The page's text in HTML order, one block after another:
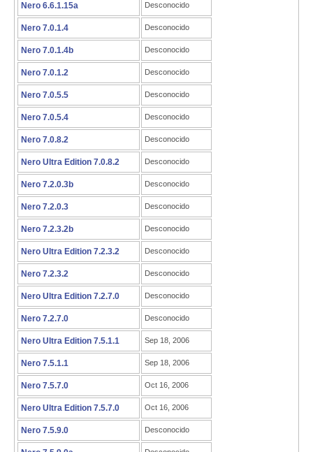
Nero 6.6.1.15a Desconocido
Nero 7.0.1.4 Desconocido
Nero 7.0.1.4b Desconocido
Nero 7.0.1.2 Desconocido
Nero 7.0.5.5 Desconocido
Nero 7.0.5.4 Desconocido
Nero 7.0.8.2 Desconocido
Nero Ultra Edition 7.0.8.2 Desconocido
Nero 7.2.0.3b Desconocido
Nero 7.2.0.3 Desconocido
Nero 7.2.3.2b Desconocido
Nero Ultra Edition 7.2.3.2 Desconocido
Nero 7.2.3.2 Desconocido
Nero Ultra Edition 7.2.7.0 Desconocido
Nero 7.2.7.0 Desconocido
Nero Ultra Edition 7.5.1.1 Sep 18, 2006
Nero 7.5.1.1 Sep 18, 2006
Nero 7.5.7.0 Oct 16, 2006
Nero Ultra Edition 7.5.7.0 Oct 16, 2006
Nero 7.5.9.0 Desconocido